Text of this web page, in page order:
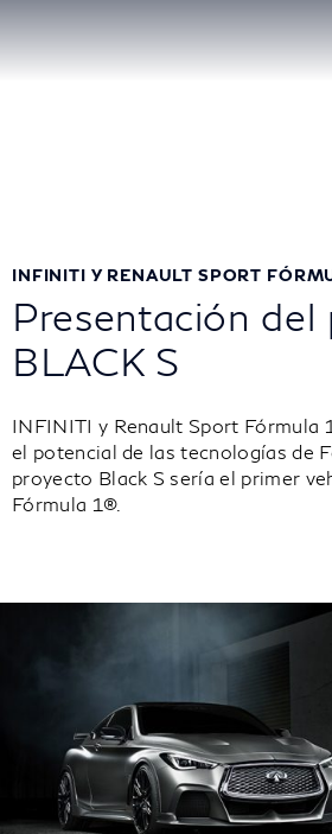
Presentación
BLACK S
INFINITI Y RENAULT SPORT
INFINITI y Renault Sport Fórmula
el potencial de las tecnologías de
proyecto Black S sería el primer
Fórmula 1®.